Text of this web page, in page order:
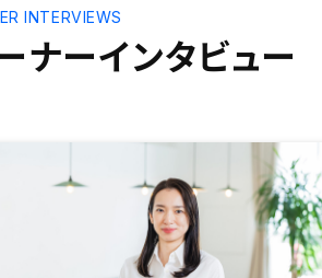
ナーインタビュー
INTERVIEWS